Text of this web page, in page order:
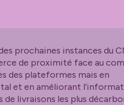
prochaines instances du
de proximité face au
des plateformes mais en
et en améliorant
livraisons les plus